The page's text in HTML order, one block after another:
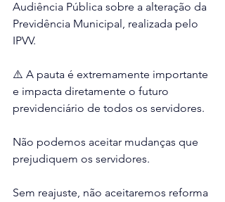
Audiência Pública sobre a alteração da
Previdência Municipal, realizada pelo
IPVV.
⚠️ A pauta é extremamente importante
e impacta diretamente o futuro
previdenciário de todos os servidores.
Não podemos aceitar mudanças que
prejudiquem os servidores.
Sem reajuste, não aceitaremos reforma